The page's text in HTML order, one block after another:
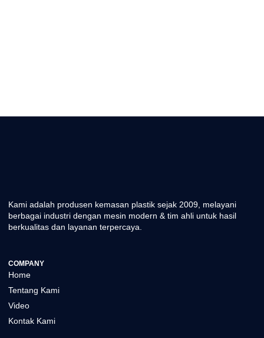
Kami adalah produsen kemasan plastik sejak 2009, melayani
berbagai industri dengan mesin modern & tim ahli untuk hasil
berkualitas dan layanan terpercaya.
COMPANY
Home
Tentang Kami
Video
Kontak Kami